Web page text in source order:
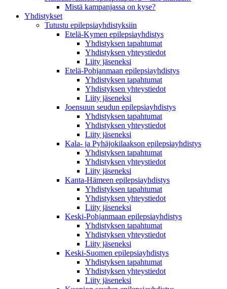
Mistä kampanjassa on kyse?
Yhdistykset
Tutustu epilepsiayhdistyksiin
Etelä-Kymen epilepsiayhdistys
Yhdistyksen tapahtumat
Yhdistyksen yhteystiedot
Liity jäseneksi
Etelä-Pohjanmaan epilepsiayhdistys
Yhdistyksen tapahtumat
Yhdistyksen yhteystiedot
Liity jäseneksi
Joensuun seudun epilepsiayhdistys
Yhdistyksen tapahtumat
Yhdistyksen yhteystiedot
Liity jäseneksi
Kala- ja Pyhäjokilaakson epilepsiayhdistys
Yhdistyksen tapahtumat
Yhdistyksen yhteystiedot
Liity jäseneksi
Kanta-Hämeen epilepsiayhdistys
Yhdistyksen tapahtumat
Yhdistyksen yhteystiedot
Liity jäseneksi
Keski-Pohjanmaan epilepsiayhdistys
Yhdistyksen tapahtumat
Yhdistyksen yhteystiedot
Liity jäseneksi
Keski-Suomen epilepsiayhdistys
Yhdistyksen tapahtumat
Yhdistyksen yhteystiedot
Liity jäseneksi